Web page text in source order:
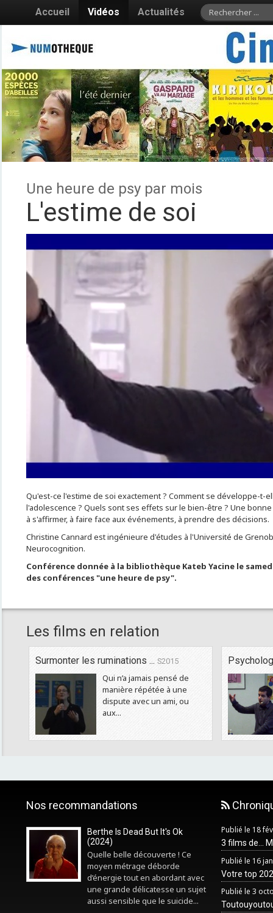
Accueil Vidéos Actualités
Une heure de psy par mois
L'estime de soi
Qu'est-ce l'estime de soi exactement ? Comment se développe-t-
l'adolescence ? Quels sont ses effets sur le bien-être ? Une
à s'affirmer, à faire face aux événements, à prendre des décisions.
Christine Cannard est ingénieure d'études à l'Université de
Neurocognition.
Conférence donnée à la bibliothèque Kateb Yacine le
des conférences "une heure de psy".
Les films en relation
Surmonter les ruminations ... S2015
Qui n’a jamais pensé de
manière répétée à une
dispute avec un ami, ou
aux...
Nos recommandations
Berthe Is Dead But It's Ok
(2024)
Quelle belle découverte ! Ce
moyen métrage déborde
d’énergie tout en abordant avec
une grande délicatesse un sujet
aussi sensible que le suicide...
Publié le 18
3 films de...
Publié le 16
Votre top
Publié le 3